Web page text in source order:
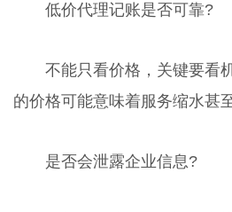
低价代理记账是否可靠?
不能只看价格，关键要看
的价格可能意味着服务缩水甚
是否会泄露企业信息?